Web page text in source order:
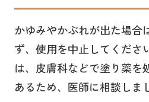
かゆみやかぶれが出た場合
ず、使用を中止してくださ
は、皮膚科などで塗り薬を
あるため、医師に相談しま